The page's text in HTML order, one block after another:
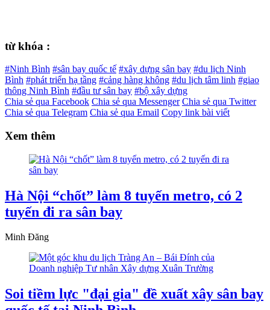
từ khóa :
#Ninh Bình #sân bay quốc tế #xây dựng sân bay #du lịch Ninh
Bình #phát triển hạ tầng #cảng hàng không #du lịch tâm linh #giao
thông Ninh Bình #đầu tư sân bay #bộ xây dựng
Chia sẻ qua Facebook Chia sẻ qua Messenger Chia sẻ qua Twitter
Chia sẻ qua Telegram Chia sẻ qua Email Copy link bài viết
Xem thêm
Hà Nội “chốt” làm 8 tuyến metro, có 2
tuyến đi ra sân bay
Minh Đăng
Soi tiềm lực "đại gia" đề xuất xây sân bay